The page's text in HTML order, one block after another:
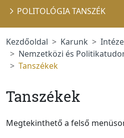
POLITOLÓGIA TANSZÉK
Kezdőoldal Karunk
Nemzetközi és
Tanszékek
Tanszékek
Megtekinthető a felső